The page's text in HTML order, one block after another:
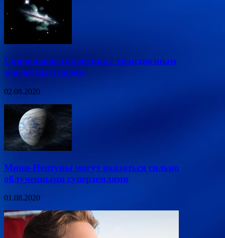
Спиральная галактика с грандиозным
магнитным полем
02.08.2020
Мини-Нептуны могут оказаться сильно
облученными суперземлями
01.08.2020